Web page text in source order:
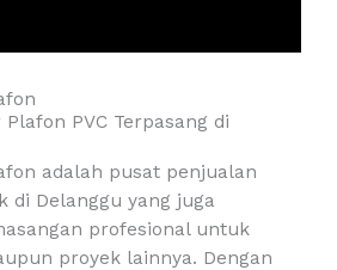
PVC Terpasang di
adalah pusat penjualan
di Delanggu yang juga
profesional untuk
proyek lainnya. Dengan